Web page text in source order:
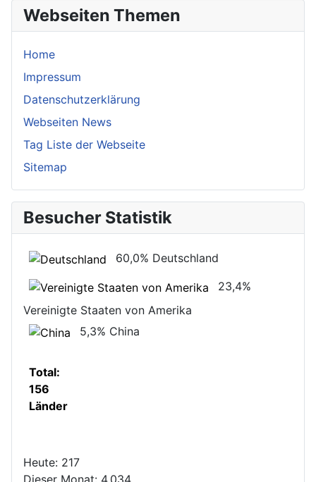
Webseiten Themen
Home
Impressum
Datenschutzerklärung
Webseiten News
Tag Liste der Webseite
Sitemap
Besucher Statistik
60,0% Deutschland
23,4%
Vereinigte Staaten von Amerika
5,3% China
Total:
156
Länder
Heute: 217
Dieser Monat: 4.034